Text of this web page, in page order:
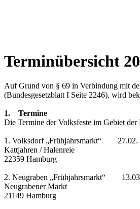
Terminübersicht
Auf Grund von § 69 in Verbindung mit
(Bundesgesetzblatt I Seite 2246), wird
1. Termine
Die Termine der Volksfeste im Gebiet der
1. Volksdorf „Frühjahrsmarkt“ 27.02.
Kattjahren / Halenreie
22359 Hamburg
2. Neugraben „Frühjahrsmarkt“
Neugrabener Markt
21149 Hamburg